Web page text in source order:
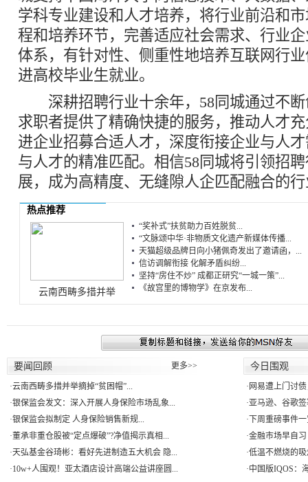
学科专业建设和人才培养，将行业前沿和
程和培养环节，完善适应社会需求、行业
体系，有针对性、侧重性地培养互联网行
进高校毕业生就业。
深耕招聘行业十余年，58同城通过不断
求职者提供了精确快捷的服务，推动人才
进企业招募合适人才，深度衔接企业与人
与人才的精准匹配。相信58同城将引领招
展，成为高精度、无缝隙人企匹配融合的
热点推荐
云南西畴多措并举
“奖补式”扶贫助力百姓脱贫...
“文脉颂中华·非物质文化遗产新媒体传播...
天猫超级品牌日向小猪佩奇发出了邀请函，...
信访调解衔接 化解矛盾纠纷...
坚持“房住不炒” 成都正研究“一城一策”...
《故宫里的博物学》在京发布...
要闻回顾 更多>>
·云南西畴多措并举摘掉“贫困帽”...
·银保监会发文：深入开展人身保险市场乱象...
·银保监会拟制定 人身保险销售新规...
·董承非重仓股被“定点爆破”?净值揭示真相...
·天弘基金谷琦彬：看好先进制造五大机会 隐...
·10w+人围观！亚太酒店设计高端公益讲座圆...
今日围观
· 网易遭上门讨
·亚马逊、谷歌
· 下周重磅事件
·金融市场早自
·低温不燃烧的
·中国版IQOS：